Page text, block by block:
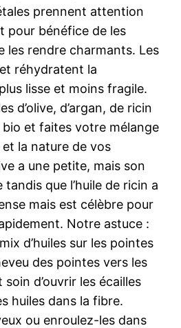
prennent attention
pour bénéfice de les
les rendre charmants. Les
réhydratent la
lisse et moins fragile.
d’olive, d’argan, de ricin
bio et faites votre mélange
et la nature de vos
a une petite, mais son
que l’huile de ricin a
mais est célèbre pour
Notre astuce :
d’huiles sur les pointes
des pointes vers les
d’ouvrir les écailles
huiles dans la fibre.
ou enroulez-les dans